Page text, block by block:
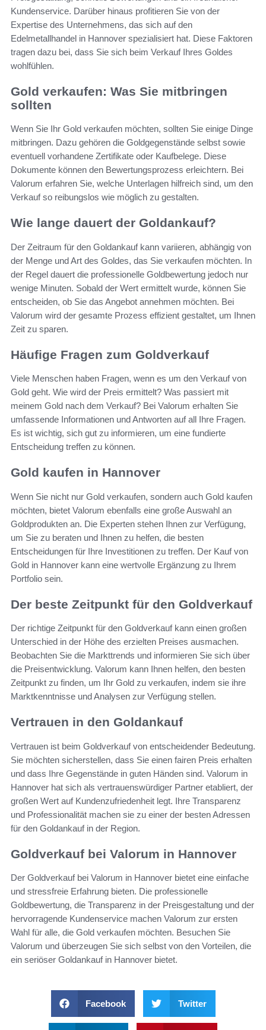
Kundenservice. Darüber hinaus profitieren Sie von der
Expertise des Unternehmens, das sich auf den
Edelmetallhandel in Hannover spezialisiert hat. Diese Faktoren
tragen dazu bei, dass Sie sich beim Verkauf Ihres Goldes
wohlfühlen.
Gold verkaufen: Was Sie mitbringen
sollten
Wenn Sie Ihr Gold verkaufen möchten, sollten Sie einige Dinge
mitbringen. Dazu gehören die Goldgegenstände selbst sowie
eventuell vorhandene Zertifikate oder Kaufbelege. Diese
Dokumente können den Bewertungsprozess erleichtern. Bei
Valorum erfahren Sie, welche Unterlagen hilfreich sind, um den
Verkauf so reibungslos wie möglich zu gestalten.
Wie lange dauert der Goldankauf?
Der Zeitraum für den Goldankauf kann variieren, abhängig von
der Menge und Art des Goldes, das Sie verkaufen möchten. In
der Regel dauert die professionelle Goldbewertung jedoch nur
wenige Minuten. Sobald der Wert ermittelt wurde, können Sie
entscheiden, ob Sie das Angebot annehmen möchten. Bei
Valorum wird der gesamte Prozess effizient gestaltet, um Ihnen
Zeit zu sparen.
Häufige Fragen zum Goldverkauf
Viele Menschen haben Fragen, wenn es um den Verkauf von
Gold geht. Wie wird der Preis ermittelt? Was passiert mit
meinem Gold nach dem Verkauf? Bei Valorum erhalten Sie
umfassende Informationen und Antworten auf all Ihre Fragen.
Es ist wichtig, sich gut zu informieren, um eine fundierte
Entscheidung treffen zu können.
Gold kaufen in Hannover
Wenn Sie nicht nur Gold verkaufen, sondern auch Gold kaufen
möchten, bietet Valorum ebenfalls eine große Auswahl an
Goldprodukten an. Die Experten stehen Ihnen zur Verfügung,
um Sie zu beraten und Ihnen zu helfen, die besten
Entscheidungen für Ihre Investitionen zu treffen. Der Kauf von
Gold in Hannover kann eine wertvolle Ergänzung zu Ihrem
Portfolio sein.
Der beste Zeitpunkt für den Goldverkauf
Der richtige Zeitpunkt für den Goldverkauf kann einen großen
Unterschied in der Höhe des erzielten Preises ausmachen.
Beobachten Sie die Markttrends und informieren Sie sich über
die Preisentwicklung. Valorum kann Ihnen helfen, den besten
Zeitpunkt zu finden, um Ihr Gold zu verkaufen, indem sie ihre
Marktkenntnisse und Analysen zur Verfügung stellen.
Vertrauen in den Goldankauf
Vertrauen ist beim Goldverkauf von entscheidender Bedeutung.
Sie möchten sicherstellen, dass Sie einen fairen Preis erhalten
und dass Ihre Gegenstände in guten Händen sind. Valorum in
Hannover hat sich als vertrauenswürdiger Partner etabliert, der
großen Wert auf Kundenzufriedenheit legt. Ihre Transparenz
und Professionalität machen sie zu einer der besten Adressen
für den Goldankauf in der Region.
Goldverkauf bei Valorum in Hannover
Der Goldverkauf bei Valorum in Hannover bietet eine einfache
und stressfreie Erfahrung bieten. Die professionelle
Goldbewertung, die Transparenz in der Preisgestaltung und der
hervorragende Kundenservice machen Valorum zur ersten
Wahl für alle, die Gold verkaufen möchten. Besuchen Sie
Valorum und überzeugen Sie sich selbst von den Vorteilen, die
ein seriöser Goldankauf in Hannover bietet.
Facebook Twitter